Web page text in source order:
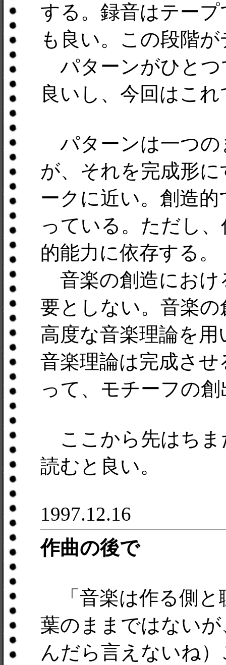
する。録音はテー
も良い。この段階
パターンがひとつ
良いし、今回はこ
パターンは一つの
が、それを完成形
ークに近い。創造
っている。ただし
的能力に依存する。
音楽の創造におけ
要としない。音楽
高度な音楽理論を
音楽理論は完成さ
って、モチーフの
ここから先はちま
読むと良い。
1997.12.16
作曲の後で
「音楽は作る側と
葉のままではない
んだら言えないね